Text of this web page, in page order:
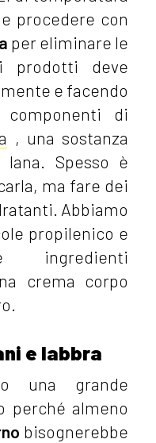
procedere con
per eliminare le
prodotti deve
e facendo
di
, una sostanza
lana. Spesso è
ma fare dei
Abbiamo
propilenico e
crema corpo
e labbra
una grande
perché almeno
bisognerebbe